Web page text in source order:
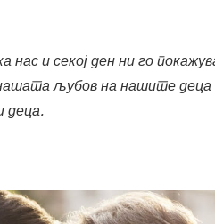
нас и секој ден ни го
љубов на нашите деца
деца.